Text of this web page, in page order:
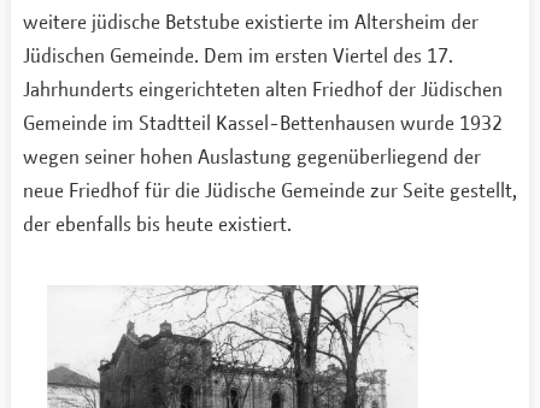
weitere jüdische Betstube existierte im Altersheim der
Jüdischen Gemeinde. Dem im ersten Viertel des 17.
Jahrhunderts eingerichteten alten Friedhof der Jüdischen
Gemeinde im Stadtteil Kassel-Bettenhausen wurde 1932
wegen seiner hohen Auslastung gegenüberliegend der
neue Friedhof für die Jüdische Gemeinde zur Seite gestellt,
der ebenfalls bis heute existiert.